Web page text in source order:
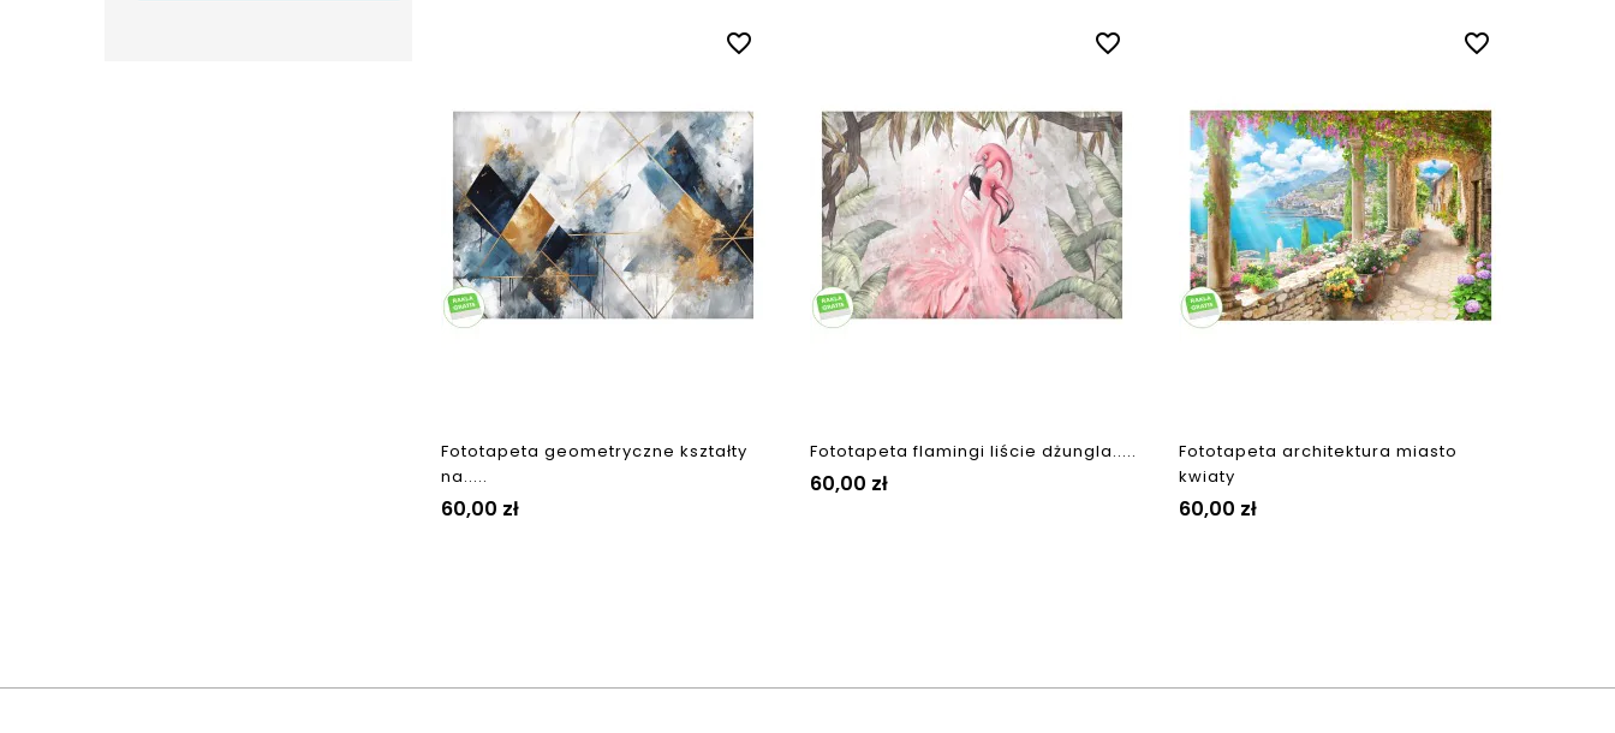
favorite_border
Fototapeta geometryczne kształty
na.....
Cena
60,00 zł
favorite_border
Fototapeta flamingi liście dżungla.....
Cena
60,00 zł
favorite_border
Fototapeta architektura miasto
kwiaty
Cena
60,00 zł